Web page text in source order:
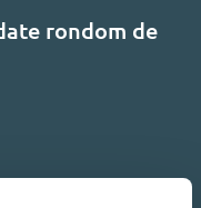
rondom de